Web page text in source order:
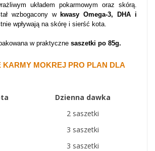
układem pokarmowym oraz skórą.
wzbogacony w kwasy Omega-3, DHA i
wpływają na skórę i sierść kota.
w praktyczne saszetki po 85g.
KARMY MOKREJ PRO PLAN DLA
Dzienna dawka
2 saszetki
3 saszetki
3 saszetki